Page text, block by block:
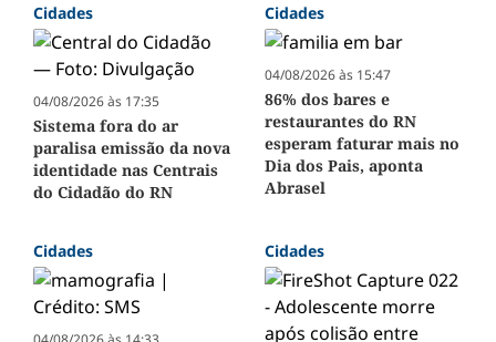
Cidades
04/08/2026 às 17:35
Sistema fora do ar
paralisa emissão da nova
identidade nas Centrais
do Cidadão do RN
Cidades
04/08/2026 às 15:47
86% dos bares e
restaurantes do RN
esperam faturar mais no
Dia dos Pais, aponta
Abrasel
Cidades Cidades